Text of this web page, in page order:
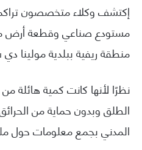
إكتشف وكلاء متخصصون
مستودع صناعي وقطعة أرض
منطقة ريفية ببلدية مولينا
نظرًا لأنها كانت كمية هائلة
الطلق وبدون حماية من
المدني بجمع معلومات حول